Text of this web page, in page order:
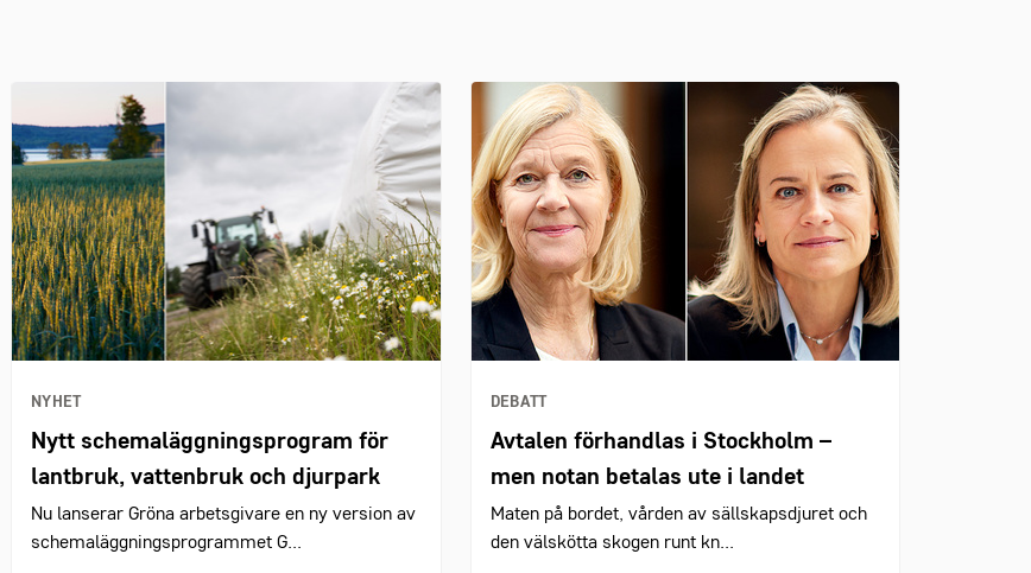
NYHET
Nytt schemaläggningsprogram för
lantbruk, vattenbruk och djurpark
Nu lanserar Gröna arbetsgivare en ny version av
schemaläggningsprogrammet G...
DEBATT
Avtalen förhandlas i Stockholm –
men notan betalas ute i landet
Maten på bordet, vården av sällskapsdjuret och
den välskötta skogen runt kn...